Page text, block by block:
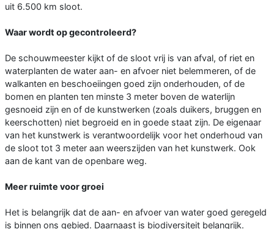
uit 6.500 km sloot.
Waar wordt op gecontroleerd?
De schouwmeester kijkt of de sloot vrij is van afval, of riet en
waterplanten de water aan- en afvoer niet belemmeren, of de
walkanten en beschoeiingen goed zijn onderhouden, of de
bomen en planten ten minste 3 meter boven de waterlijn
gesnoeid zijn en of de kunstwerken (zoals duikers, bruggen en
keerschotten) niet begroeid en in goede staat zijn. De eigenaar
van het kunstwerk is verantwoordelijk voor het onderhoud van
de sloot tot 3 meter aan weerszijden van het kunstwerk. Ook
aan de kant van de openbare weg.
Meer ruimte voor groei
Het is belangrijk dat de aan- en afvoer van water goed geregeld
is binnen ons gebied. Daarnaast is biodiversiteit belangrijk.